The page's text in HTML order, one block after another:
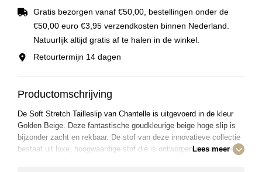
Gratis bezorgen vanaf €50,00, bestellingen onder de
€50,00 euro €3,95 verzendkosten binnen Nederland.
Natuurlijk altijd gratis af te halen in de winkel.
Retourtermijn 14 dagen
Productomschrijving
De Soft Stretch Tailleslip van Chantelle is uitgevoerd in de kleur
Golden Beige. Deze fantastische goudkleurige beige hoge slip is
bijzonder zacht en rekbaar. De stof van deze innovatieve collectie
bestaat uit luxe, hoogwaardige stof die is ontworpen om lang mee
Lees meer